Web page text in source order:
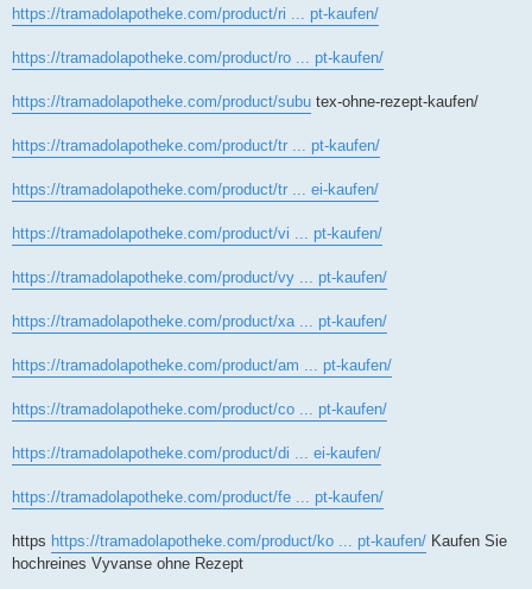
https://tramadolapotheke.com/product/ri ... pt-kaufen/
https://tramadolapotheke.com/product/ro ... pt-kaufen/
https://tramadolapotheke.com/product/subu tex-ohne-rezept-kaufen/
https://tramadolapotheke.com/product/tr ... pt-kaufen/
https://tramadolapotheke.com/product/tr ... ei-kaufen/
https://tramadolapotheke.com/product/vi ... pt-kaufen/
https://tramadolapotheke.com/product/vy ... pt-kaufen/
https://tramadolapotheke.com/product/xa ... pt-kaufen/
https://tramadolapotheke.com/product/am ... pt-kaufen/
https://tramadolapotheke.com/product/co ... pt-kaufen/
https://tramadolapotheke.com/product/di ... ei-kaufen/
https://tramadolapotheke.com/product/fe ... pt-kaufen/
https https://tramadolapotheke.com/product/ko ... pt-kaufen/ Kaufen Sie
hochreines Vyvanse ohne Rezept